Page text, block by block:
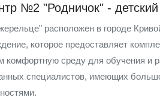
№2 "Родничок" - детский
расположен в городе
которое предоставляет
комфортную среду для обучения и
специалистов, имеющих